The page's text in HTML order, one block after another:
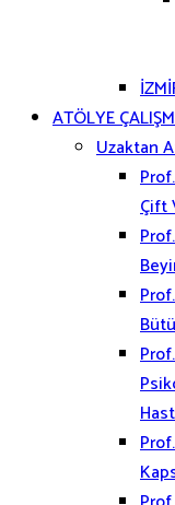
ATÖLYE
Uzaktan
Çift